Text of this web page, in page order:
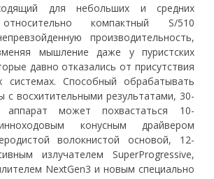
для небольших и средних
компактный S/510
производительность,
мышление даже у пуристских
давно отказались от присутствия
системах. Способный обрабатывать
с восхитительными результатами, 30-
аппарат может похвастаться 10-
конусным драйвером
волокнистой основой, 12-
излучателем SuperProgressive,
NextGen3 и новым специально